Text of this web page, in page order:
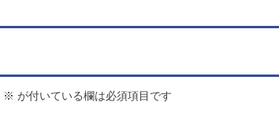
※ が付いている欄は必須項目です